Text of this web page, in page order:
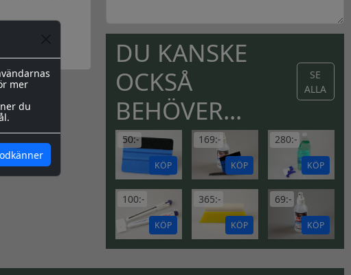
mer
du
DU KANSKE
OCKSÅ
BEHÖVER...
SE
ALLA
50:-
KÖP
169:-
KÖP
280:-
KÖP
100:-
KÖP
365:-
KÖP
69:-
KÖP